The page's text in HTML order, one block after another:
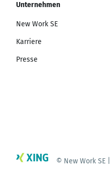
Unternehmen
New Work SE
Karriere
Presse
© New Work SE